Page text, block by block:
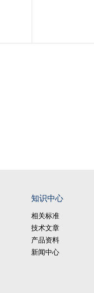
知识中心
相关标准
技术文章
产品资料
新闻中心